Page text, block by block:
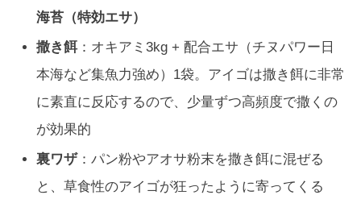
海苔（特効エサ）
撒き餌：オキアミ3kg + 配合エサ（チヌパワー日
本海など集魚力強め）1袋。アイゴは撒き餌に非常
に素直に反応するので、少量ずつ高頻度で撒くの
が効果的
裏ワザ ：パン粉やアオサ粉末を撒き餌に混ぜる
と、草食性のアイゴが狂ったように寄ってくる